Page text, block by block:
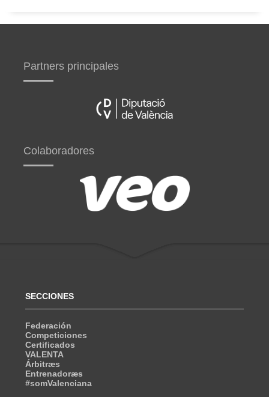
Partners principales
Colaboradores
SECCIONES
Federación
Competiciones
Certificados
VALENTA
Árbitræs
Entrenadoræs
#somValenciana